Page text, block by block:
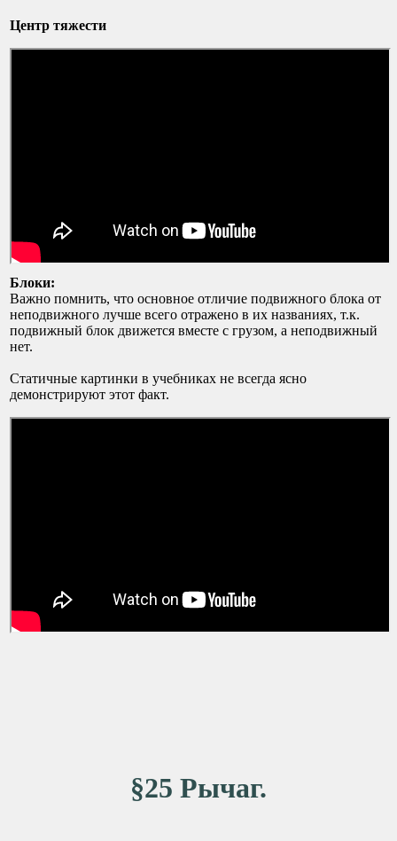
Центр тяжести
Блоки:
Важно помнить, что основное отличие подвижного блока от
неподвижного лучше всего отражено в их названиях, т.к.
подвижный блок движется вместе с грузом, а неподвижный
нет.
Статичные картинки в учебниках не всегда ясно
демонстрируют этот факт.
§25 Рычаг.